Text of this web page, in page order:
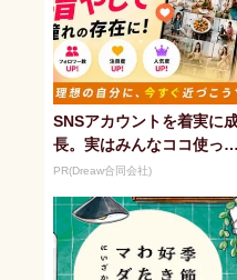
SNSアカウントを着実に
長。実はみんなココ使って
ます。
PR(Dreaw合同会社)